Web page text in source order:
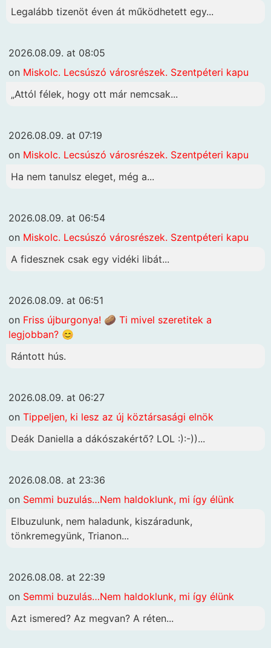
Legalább tizenöt éven át működhetett egy...
2026.08.09. at 08:05
on Miskolc. Lecsúszó városrészek. Szentpéteri kapu
„Attól félek, hogy ott már nemcsak...
2026.08.09. at 07:19
on Miskolc. Lecsúszó városrészek. Szentpéteri kapu
Ha nem tanulsz eleget, még a...
2026.08.09. at 06:54
on Miskolc. Lecsúszó városrészek. Szentpéteri kapu
A fidesznek csak egy vidéki libát...
2026.08.09. at 06:51
on Friss újburgonya! 🥔 Ti mivel szeretitek a
legjobban? 😊
Rántott hús.
2026.08.09. at 06:27
on Tippeljen, ki lesz az új köztársasági elnök
Deák Daniella a dákószakértő? LOL :):-))...
2026.08.08. at 23:36
on Semmi buzulás…Nem haldoklunk, mi így élünk
Elbuzulunk, nem haladunk, kiszáradunk,
tönkremegyünk, Trianon...
2026.08.08. at 22:39
on Semmi buzulás…Nem haldoklunk, mi így élünk
Azt ismered? Az megvan? A réten...